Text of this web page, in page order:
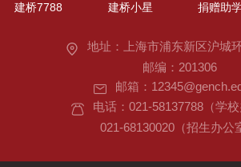
地址：上海市浦东新区沪城
邮编：201306
邮箱：
电话：021-58137788（学校
021-68130020（招生办公
建桥7788 建桥小星 捐赠助